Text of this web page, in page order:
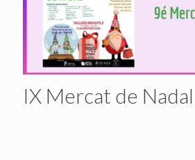
IX Mercat de Nadal